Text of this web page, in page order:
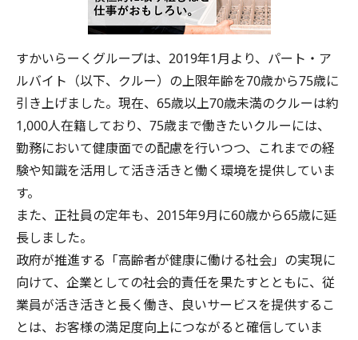
すかいらーくグループは、2019年1月より、パート・ア
ルバイト（以下、クルー）の上限年齢を70歳から75歳に
引き上げました。現在、65歳以上70歳未満のクルーは約
1,000人在籍しており、75歳まで働きたいクルーには、
勤務において健康面での配慮を行いつつ、これまでの経
験や知識を活用して活き活きと働く環境を提供していま
す。
また、正社員の定年も、2015年9月に60歳から65歳に延
長しました。
政府が推進する「高齢者が健康に働ける社会」の実現に
向けて、企業としての社会的責任を果たすとともに、従
業員が活き活きと長く働き、良いサービスを提供するこ
とは、お客様の満足度向上につながると確信していま